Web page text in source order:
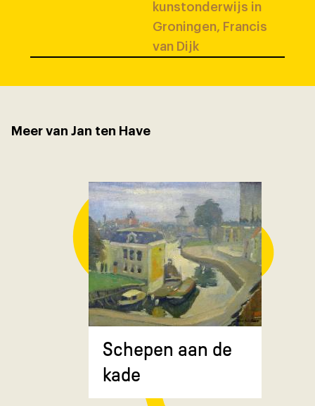
kunstonderwijs in
Groningen, Francis
van Dijk
Meer van Jan ten Have
Schepen aan de
kade